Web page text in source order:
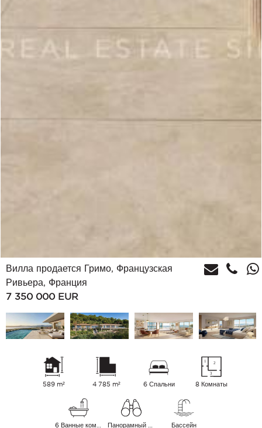
Вилла продается Гримо, Французская
Ривьера, Франция
7 350 000 EUR
589 m² 4 785 m² 6 Спальни 8 Комнаты
Бассейн